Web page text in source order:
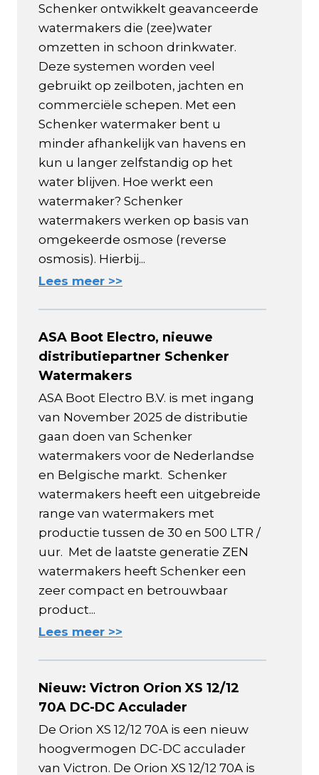
Schenker ontwikkelt geavanceerde
watermakers die (zee)water
omzetten in schoon drinkwater.
Deze systemen worden veel
gebruikt op zeilboten, jachten en
commerciële schepen. Met een
Schenker watermaker bent u
minder afhankelijk van havens en
kun u langer zelfstandig op het
water blijven. Hoe werkt een
watermaker? Schenker
watermakers werken op basis van
omgekeerde osmose (reverse
osmosis). Hierbij...
Lees meer >>
ASA Boot Electro, nieuwe
distributiepartner Schenker
Watermakers
ASA Boot Electro B.V. is met ingang
van November 2025 de distributie
gaan doen van Schenker
watermakers voor de Nederlandse
en Belgische markt. Schenker
watermakers heeft een uitgebreide
range van watermakers met
productie tussen de 30 en 500 LTR /
uur. Met de laatste generatie ZEN
watermakers heeft Schenker een
zeer compact en betrouwbaar
product...
Lees meer >>
Nieuw: Victron Orion XS 12/12
70A DC-DC Acculader
De Orion XS 12/12 70A is een nieuw
hoogvermogen DC-DC acculader
van Victron. De Orion XS 12/12 70A is